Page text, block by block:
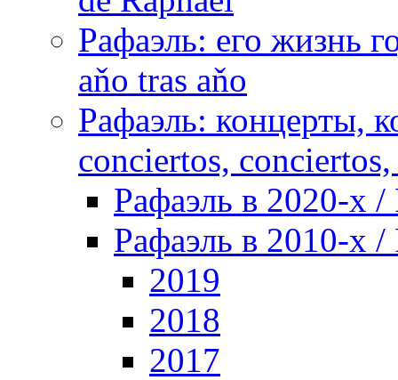
Рафаэль: его жизнь
aňo tras aňo
Рафаэль: концерты,
conciertos,
Рафаэль в 2020-х /
Рафаэль в 2010-х /
2019
2018
2017